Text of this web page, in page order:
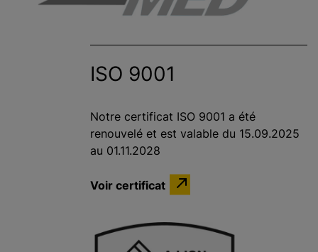
ISO 9001
Notre certificat ISO 9001 a été
renouvelé et est valable du 15.09.2025
au 01.11.2028
Voir certificat